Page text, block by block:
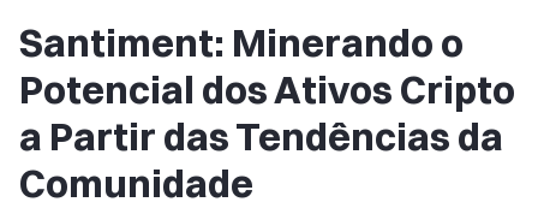
Santiment: Minerando o
Potencial dos Ativos Cripto
a Partir das Tendências da
Comunidade